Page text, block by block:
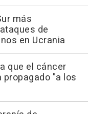
más
de
en Ucrania
que el cáncer
"a los